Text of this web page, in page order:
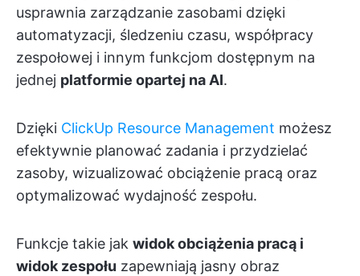
usprawnia zarządzanie zasobami dzięki
automatyzacji, śledzeniu czasu, współpracy
zespołowej i innym funkcjom dostępnym na
jednej platformie opartej na AI.
Dzięki ClickUp Resource Management możesz
efektywnie planować zadania i przydzielać
zasoby, wizualizować obciążenie pracą oraz
optymalizować wydajność zespołu.
Funkcje takie jak widok obciążenia pracą i
widok zespołu zapewniają jasny obraz